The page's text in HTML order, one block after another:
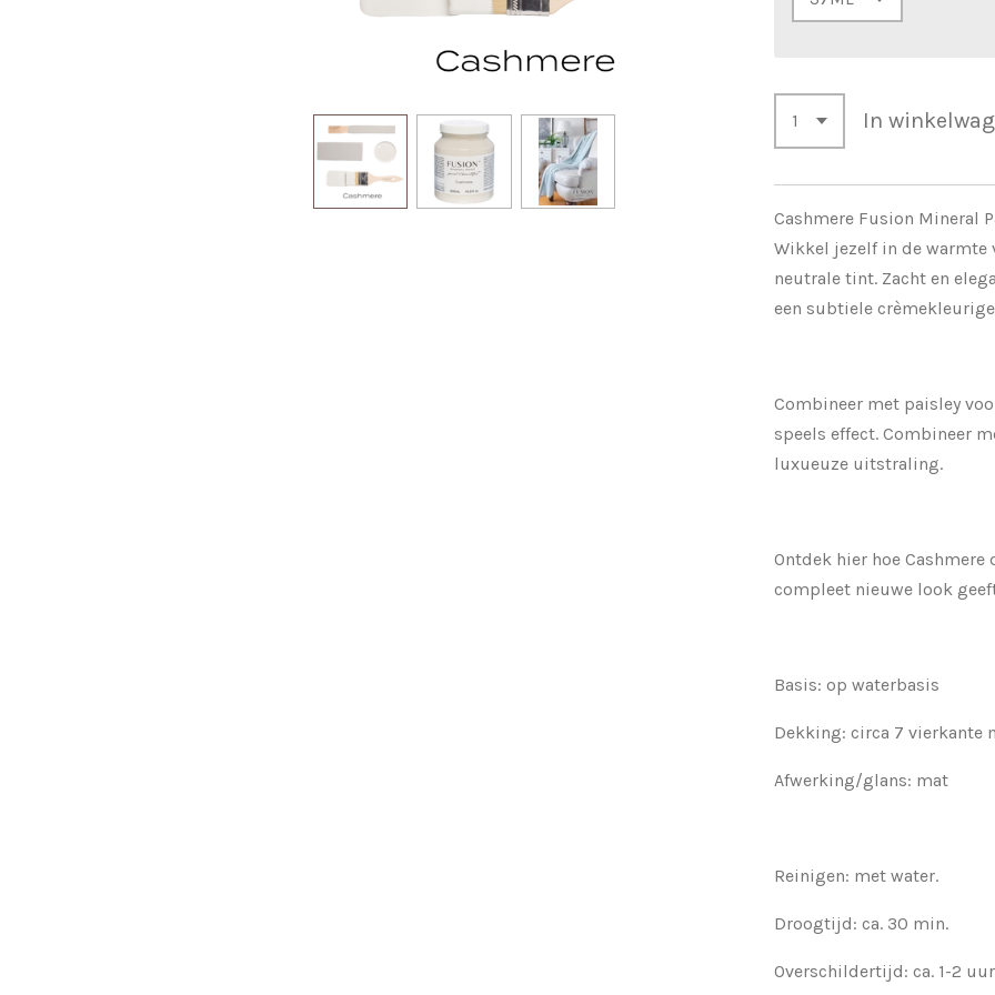
In
Cashmere Fusion
Wikkel jezelf in de warmte
neutrale tint. Zacht en
een subtiele
Combineer met paisley
speels effect. Combineer
luxueuze uitstraling.
Ontdek hier hoe Cashmere
compleet nieuwe look
Basis: op waterbasis
Dekking: circa 7 vierkante
Afwerking/glans: mat
Reinigen: met water.
Droogtijd: ca. 30 min.
Overschildertijd: ca. 1-2